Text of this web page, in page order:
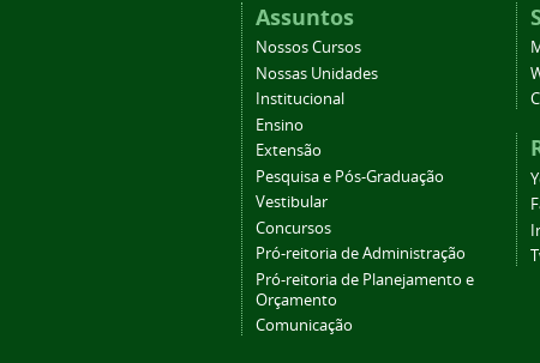
Assuntos
Nossos Cursos
Nossas Unidades
Institucional
Ensino
Extensão
Pesquisa e Pós-Graduação
Vestibular
Concursos
Pró-reitoria de Administração
Pró-reitoria de Planejamento e
Orçamento
Comunicação